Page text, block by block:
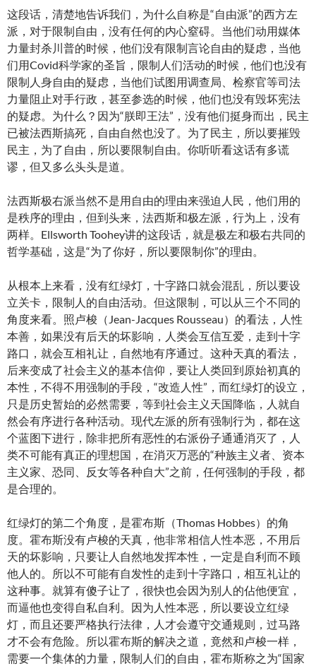
这段话，清楚地告诉我们，为什么自称是“自由派”的西方左
派，对于限制自由，没有任何的内心窒碍。当他们动用媒体
力量封杀川普的时候，他们没有限制言论自由的疑虑，当他
们用Covid科学家的圣旨，限制人们活动的时候，他们也没有
限制人身自由的疑虑，当他们试图用调查局、检察官等司法
力量阻止对手行政，甚至参选的时候，他们也没有毁坏宪法
的疑虑。为什么？因为“朕即王法”，没有他们挺身而出，民主
已被法西斯搞死，自由自然也没了。为了民主，所以要摧毁
民主，为了自由，所以要限制自由。你听听看这话有多谎
谬，但又多么头头是道。
法西斯极右派当然不是用自由的理由来强迫人民，他们用的
是秩序的理由，但到头来，法西斯和极左派，行为上，没有
两样。Ellsworth Toohey讲的这段话，就是极左和极右共同的
哲学基础，这是“为了你好，所以要限制你”的理由。
从根本上来看，没有红绿灯，十字路口就会混乱，所以要设
立关卡，限制人的自由活动。但这限制，可以从三个不同的
角度来看。照卢梭（Jean-Jacques Rousseau）的看法，人性
本善，如果没有后天的坏影响，人类会互信互爱，走到十字
路口，就会互相礼让，自然地有序通过。这种天真的看法，
后来变成了社会主义的基本信仰，要让人类回到原始初真的
本性，不得不用强制的手段，“改造人性”，而红绿灯的设立，
只是历史暂始的必然需要，等到社会主义天国降临，人就自
然会有序进行各种活动。现代左派的所有强制行为，都在这
个蓝图下进行，除非把所有恶性的右派份子通通消灭了，人
类不可能有真正的理想国，在消灭万恶的“种族主义者、资本
主义家、恐同、反女等各种自大”之前，任何强制的手段，都
是合理的。
红绿灯的第二个角度，是霍布斯（Thomas Hobbes）的角
度。霍布斯没有卢梭的天真，他非常相信人性本恶，不用后
天的坏影响，只要让人自然地发挥本性，一定是自利而不顾
他人的。所以不可能有自发性的走到十字路口，相互礼让的
这种事。就算有傻子让了，很快也会因为别人的佔他便宜，
而逼他也变得自私自利。因为人性本恶，所以要设立红绿
灯，而且还要严格执行法律，人才会遵守交通规则，过马路
才不会有危险。所以霍布斯的解决之道，竟然和卢梭一样，
需要一个集体的力量，限制人们的自由，霍布斯称之为“国家